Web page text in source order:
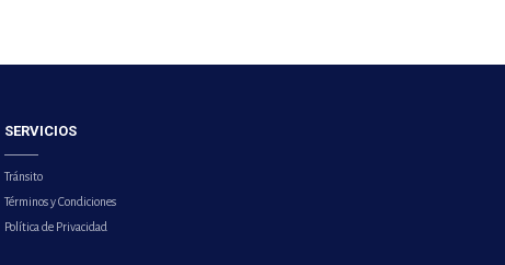
SERVICIOS
Tránsito
Términos y Condiciones
Política de Privacidad